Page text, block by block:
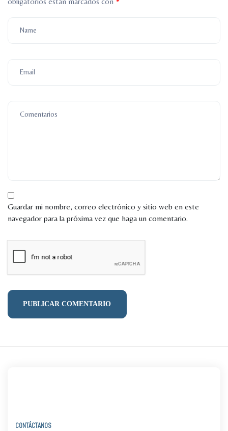
Guardar mi nombre, correo electrónico y sitio web en este
navegador para la próxima vez que haga un comentario.
PUBLICAR COMENTARIO
CONTÁCTANOS